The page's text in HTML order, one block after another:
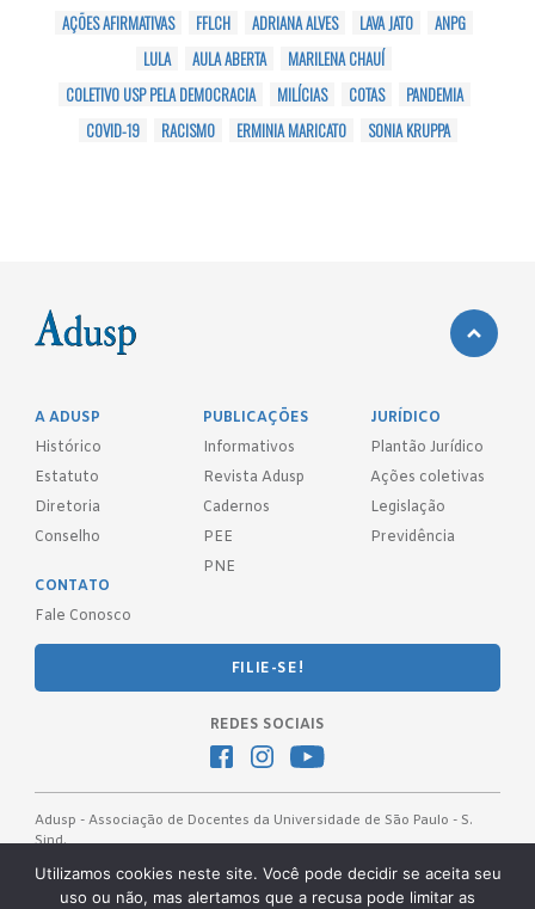
AÇÕES AFIRMATIVAS
FFLCH ADRIANA ALVES LAVA JATO
ANPG
LULA
AULA ABERTA
MARILENA CHAUÍ
COLETIVO USP PELA DEMOCRACIA
MILÍCIAS COTAS
PANDEMIA
COVID-19
RACISMO ERMINIA MARICATO SONIA KRUPPA
A ADUSP
Histórico
Estatuto
Diretoria
Conselho
PUBLICAÇÕES
Informativos
Revista Adusp
Cadernos
PEE
PNE
JURÍDICO
Plantão Jurídico
Ações coletivas
Legislação
Previdência
CONTATO
Fale Conosco
FILIE-SE!
REDES SOCIAIS
Adusp - Associação de Docentes da Universidade de São Paulo - S.
Sind.
Av. Prof. Almeida Prado, 1366 - São Paulo, SP - CEP 05508-070
Telefones: (11) 3091-4465 / 66 ● (11) 3813-5573 ● (11) 3815-9245 ●
Utilizamos cookies neste site. Você pode decidir se aceita seu
uso ou não, mas alertamos que a recusa pode limitar as